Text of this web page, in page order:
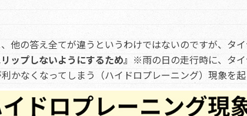
他の答え全てが違うというわけではないのですが、タ
ップしないようにするため』 ※雨の日の走行時に、タ
かなくなってしまう（ハイドロプレーニング）現象を